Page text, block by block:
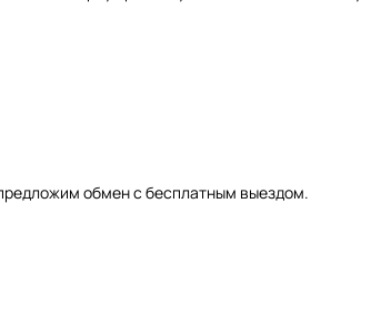
обмен с бесплатным выездом.